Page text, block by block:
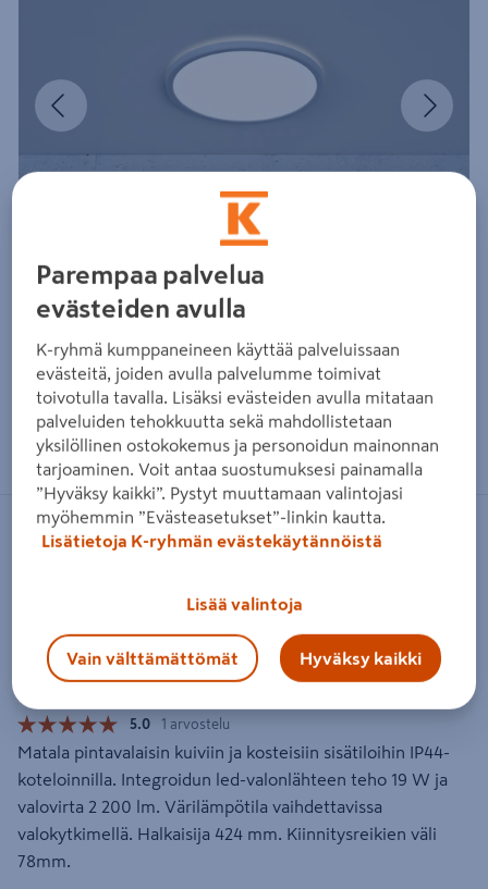
Edellinen
Zoomaa kuvaa sormilla kosketusnäytöllä
424mm Switch Dim 4000/3000K
IP44
CELLO
Tuotenumero:502325950 EAN-koodi : 6438313647287
5.0 1 arvostelu
Matala pintavalaisin kuiviin ja kosteisiin sisätiloihin IP44-
koteloinnilla. Integroidun led-valonlähteen teho 19 W ja
valovirta 2 200 lm. Värilämpötila vaihdettavissa
valokytkimellä. Halkaisija 424 mm. Kiinnitysreikien väli
78mm.
Parempaa palvelua
evästeiden avulla
K-ryhmä kumppaneineen käyttää palveluissaan
evästeitä, joiden avulla palvelumme toimivat
toivotulla tavalla. Lisäksi evästeiden avulla mitataan
palveluiden tehokkuutta sekä mahdollistetaan
yksilöllinen ostokokemus ja personoidun mainonnan
tarjoaminen. Voit antaa suostumuksesi painamalla
”Hyväksy kaikki”. Pystyt muuttamaan valintojasi
myöhemmin ”Evästeasetukset”-linkin kautta.
Lisätietoja K-ryhmän evästekäytännöistä
Lisää valintoja
Vain välttämättömät Hyväksy kaikki